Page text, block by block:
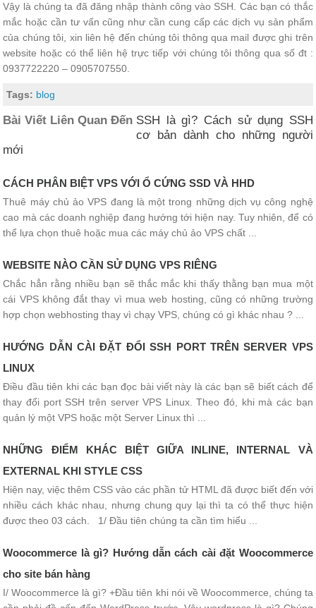
Vậy là chúng ta đã đăng nhập thành công vào SSH. Các bạn có thắc
mắc hoặc cần tư vấn cũng như cần cung cấp các dịch vụ sản phẩm
của chúng tôi, xin liên hệ đến chúng tôi thông qua mail được ghi trên
website hoặc có thể liên hệ trực tiếp với chúng tôi thông qua số đt :
0937722220 – 0905707550.
Tags: blog
Bài Viết Liên Quan Đến SSH là gì? Cách sử dụng SSH
cơ bản dành cho những người
mới
CÁCH PHÂN BIỆT VPS VỚI Ổ CỨNG SSD VÀ HHD
Thuê máy chủ ảo VPS đang là một trong những dịch vụ công nghệ
cao mà các doanh nghiệp đang hướng tới hiện nay. Tuy nhiên, để có
thể lựa chọn thuê hoặc mua các máy chủ ảo VPS chất ...
WEBSITE NÀO CẦN SỬ DỤNG VPS RIÊNG
Chắc hẳn rằng nhiều bạn sẽ thắc mắc khi thấy thằng bạn mua một
cái VPS không đắt thay vì mua web hosting, cũng có những trường
hợp chọn webhosting thay vì chạy VPS, chúng có gì khác nhau ? ...
HƯỚNG DẪN CÀI ĐẶT ĐỔI SSH PORT TRÊN SERVER VPS
LINUX
Điều đầu tiên khi các bạn đọc bài viết này là các bạn sẽ biết cách để
thay đổi port SSH trên server VPS Linux. Theo đó, khi mà các bạn
quản lý một VPS hoặc một Server Linux thì ...
NHỮNG ĐIỂM KHÁC BIỆT GIỮA INLINE, INTERNAL VÀ
EXTERNAL KHI STYLE CSS
Hiện nay, việc thêm CSS vào các phần tử HTML đã được biết đến với
nhiều cách khác nhau, nhưng chung quy lại thì ta có thể thực hiện
được theo 03 cách. 1/ Đầu tiên chúng ta cần tìm hiểu ...
Woocommerce là gì? Hướng dẫn cách cài đặt Woocommerce
cho site bán hàng
I/ Woocommerce là gì? +Đầu tiên khi nói về Woocommerce, chúng ta